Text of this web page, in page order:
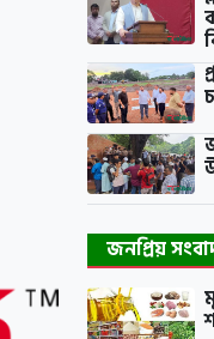
জনপ্রিয়